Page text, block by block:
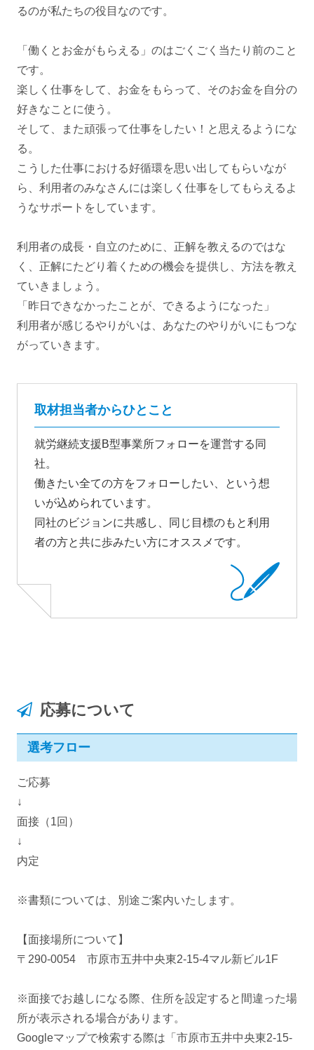
るのが私たちの役目なのです。
「働くとお金がもらえる」のはごくごく当たり前のこと
です。
楽しく仕事をして、お金をもらって、そのお金を自分の
好きなことに使う。
そして、また頑張って仕事をしたい！と思えるようにな
る。
こうした仕事における好循環を思い出してもらいなが
ら、利用者のみなさんには楽しく仕事をしてもらえるよ
うなサポートをしています。
利用者の成長・自立のために、正解を教えるのではな
く、正解にたどり着くための機会を提供し、方法を教え
ていきましょう。
「昨日できなかったことが、できるようになった」
利用者が感じるやりがいは、あなたのやりがいにもつな
がっていきます。
取材担当者からひとこと
就労継続支援B型事業所フォローを運営する同
社。
働きたい全ての方をフォローしたい、という想
いが込められています。
同社のビジョンに共感し、同じ目標のもと利用
者の方と共に歩みたい方にオススメです。
応募について
選考フロー
ご応募
↓
面接（1回）
↓
内定
※書類については、別途ご案内いたします。
【面接場所について】
〒290-0054 市原市五井中央東2-15-4マル新ビル1F
※面接でお越しになる際、住所を設定すると間違った場
所が表示される場合があります。
Googleマップで検索する際は「市原市五井中央東2-15-